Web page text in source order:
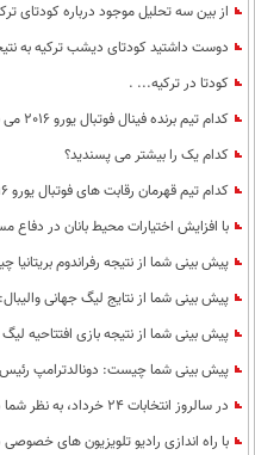
از بین سه تحلیل موجود درباره کودتای
دوست داشتید کودتای دیشب ترکیه به
کودتا در ترکیه... .
کدام تیم برنده فینال فوتبال یورو 2016 می شود؟
کدام یک را بیشتر می پسندید؟
کدام تیم قهرمان رقابت های فوتبال یورو 2016 می شود؟
با افزایش اختیارات محیط‌ بانان در
پیش بینی شما از نتیجه رفراندوم
پيش بينی شما از نتايج ليگ جهانی
پیش بینی شما از نتیجه بازی افتتاحیه
پیش بینی شما چیست: دونالدترامپ رئیس
در سالروز انتخابات 24 خرداد، به نظر شما دولت روحانی در کدام عرصه موفق تر بوده است؟
با راه اندازی رادیو تلویزیون های